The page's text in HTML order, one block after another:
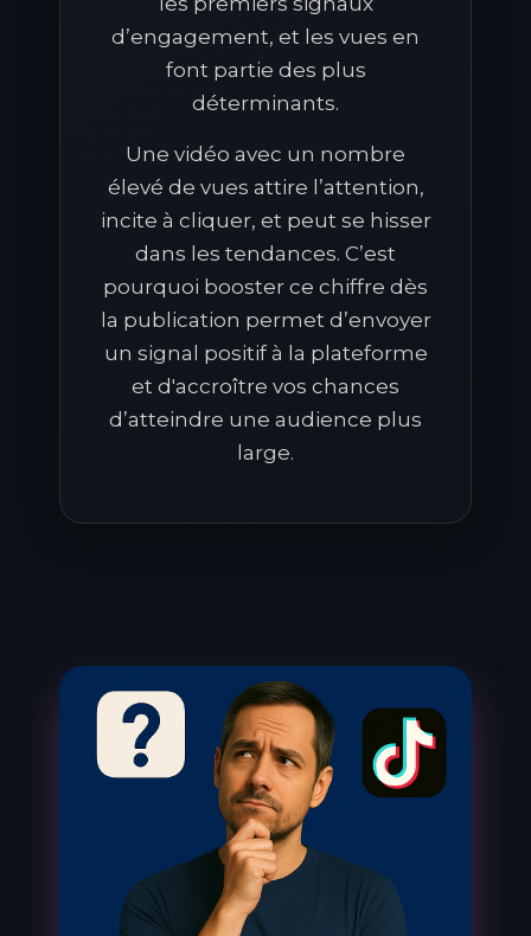
d’engagement, et les vues en
font partie des plus
déterminants.
Une vidéo avec un nombre
élevé de vues attire l’attention,
incite à cliquer, et peut se hisser
dans les tendances. C’est
pourquoi booster ce chiffre dès
la publication permet d’envoyer
un signal positif à la plateforme
et d'accroître vos chances
d’atteindre une audience plus
large.